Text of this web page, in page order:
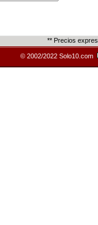
** Precios
© 2002/2022 Solo10.com